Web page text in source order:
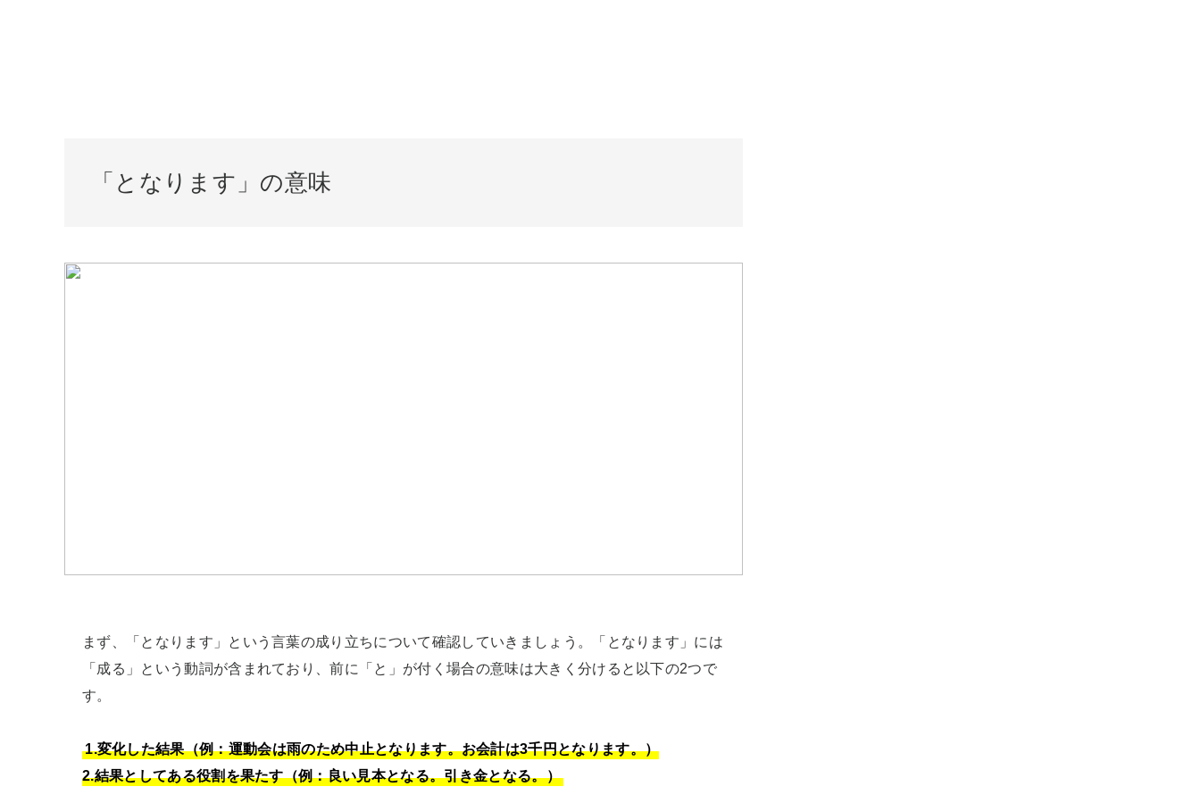
「となります」の意味
まず、「となります」という言葉の成り立ちについて確認していきましょう。「となります」には
「成る」という動詞が含まれており、前に「と」が付く場合の意味は大きく分けると以下の2つで
す。
1.変化した結果（例：運動会は雨のため中止となります。お会計は3千円となります。）
2.結果としてある役割を果たす（例：良い見本となる。引き金となる。）